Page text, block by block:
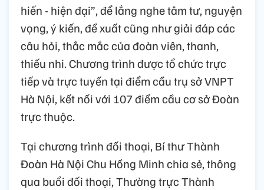
hiến - hiện đại”, để lắng nghe tâm tư, nguyện
vọng, ý kiến, đề xuất cũng như giải đáp các
câu hỏi, thắc mắc của đoàn viên, thanh,
thiếu nhi. Chương trình được tổ chức trực
tiếp và trực tuyến tại điểm cầu trụ sở VNPT
Hà Nội, kết nối với 107 điểm cầu cơ sở Đoàn
trực thuộc.
Tại chương trình đối thoại, Bí thư Thành
Đoàn Hà Nội Chu Hồng Minh chia sẻ, thông
qua buổi đối thoại, Thường trực Thành